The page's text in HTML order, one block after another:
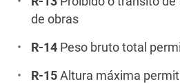
de obras
R-14 Peso bruto total
R-15 Altura máxima